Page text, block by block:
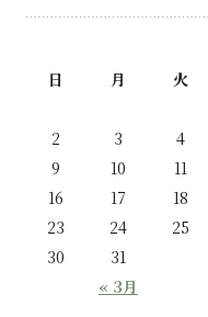
日
月 火
« 3月
2
3 4
9
10 11
16
17 18
23
24 25
30
31